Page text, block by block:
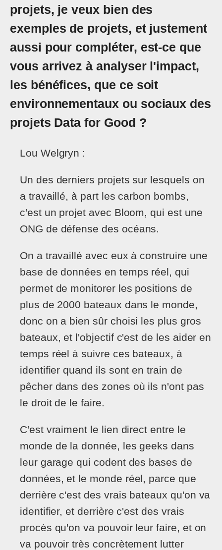
projets, je veux bien des
exemples de projets, et justement
aussi pour compléter, est-ce que
vous arrivez à analyser l'impact,
les bénéfices, que ce soit
environnementaux ou sociaux des
projets Data for Good ?
Lou Welgryn :
Un des derniers projets sur lesquels on
a travaillé, à part les carbon bombs,
c'est un projet avec Bloom, qui est une
ONG de défense des océans.
On a travaillé avec eux à construire une
base de données en temps réel, qui
permet de monitorer les positions de
plus de 2000 bateaux dans le monde,
donc on a bien sûr choisi les plus gros
bateaux, et l'objectif c'est de les aider en
temps réel à suivre ces bateaux, à
identifier quand ils sont en train de
pêcher dans des zones où ils n'ont pas
le droit de le faire.
C'est vraiment le lien direct entre le
monde de la donnée, les geeks dans
leur garage qui codent des bases de
données, et le monde réel, parce que
derrière c'est des vrais bateaux qu'on va
identifier, et derrière c'est des vrais
procès qu'on va pouvoir leur faire, et on
va pouvoir très concrètement lutter